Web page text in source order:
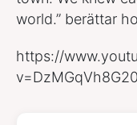
world.” berättar
https://
v=DzMGqVh8G20